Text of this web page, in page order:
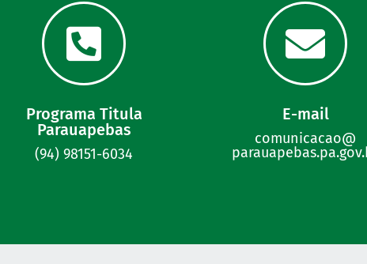
Programa Titula
Parauapebas
(94) 98151-6034
E-mail
comunicacao@